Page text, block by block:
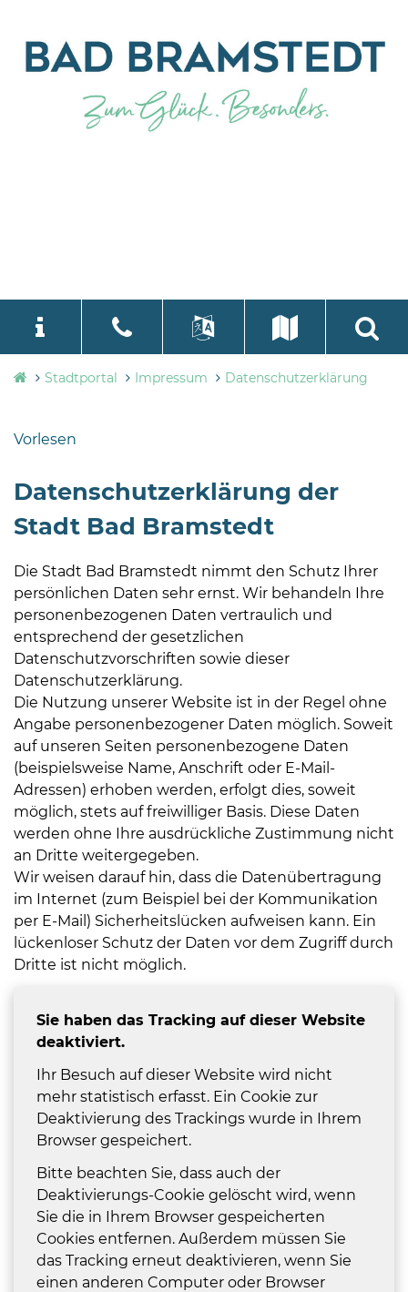
Stadtverwaltung
Bramstedt
24576 Bad
Bramstedt
506-
zentrale@badbramstedt.de
Mo,
Di,
Fr
08
Uhr
Do
08
sowie
außerhalb
Öffnungszeiten
Vereinbarung.
language
Select Language
Stadtportal Impressum Datenschutzerklärung
Vorlesen
Datenschutzerklärung der
Stadt Bad Bramstedt
Die Stadt Bad Bramstedt nimmt den Schutz Ihrer
persönlichen Daten sehr ernst. Wir behandeln Ihre
personenbezogenen Daten vertraulich und
entsprechend der gesetzlichen
Datenschutzvorschriften sowie dieser
Datenschutzerklärung.
Die Nutzung unserer Website ist in der Regel ohne
Angabe personenbezogener Daten möglich. Soweit
auf unseren Seiten personenbezogene Daten
(beispielsweise Name, Anschrift oder E-Mail-
Adressen) erhoben werden, erfolgt dies, soweit
möglich, stets auf freiwilliger Basis. Diese Daten
werden ohne Ihre ausdrückliche Zustimmung nicht
an Dritte weitergegeben.
Wir weisen darauf hin, dass die Datenübertragung
im Internet (zum Beispiel bei der Kommunikation
per E-Mail) Sicherheitslücken aufweisen kann. Ein
lückenloser Schutz der Daten vor dem Zugriff durch
Dritte ist nicht möglich.
Sie haben das Tracking auf dieser Website
deaktiviert.
Ihr Besuch auf dieser Website wird nicht
mehr statistisch erfasst. Ein Cookie zur
Deaktivierung des Trackings wurde in Ihrem
Browser gespeichert.
Bitte beachten Sie, dass auch der
Deaktivierungs-Cookie gelöscht wird, wenn
Sie die in Ihrem Browser gespeicherten
Cookies entfernen. Außerdem müssen Sie
das Tracking erneut deaktivieren, wenn Sie
einen anderen Computer oder Browser